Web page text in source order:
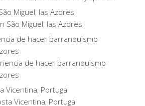
Miguel, las Azores
de hacer barranquismo
Vicentina, Portugal